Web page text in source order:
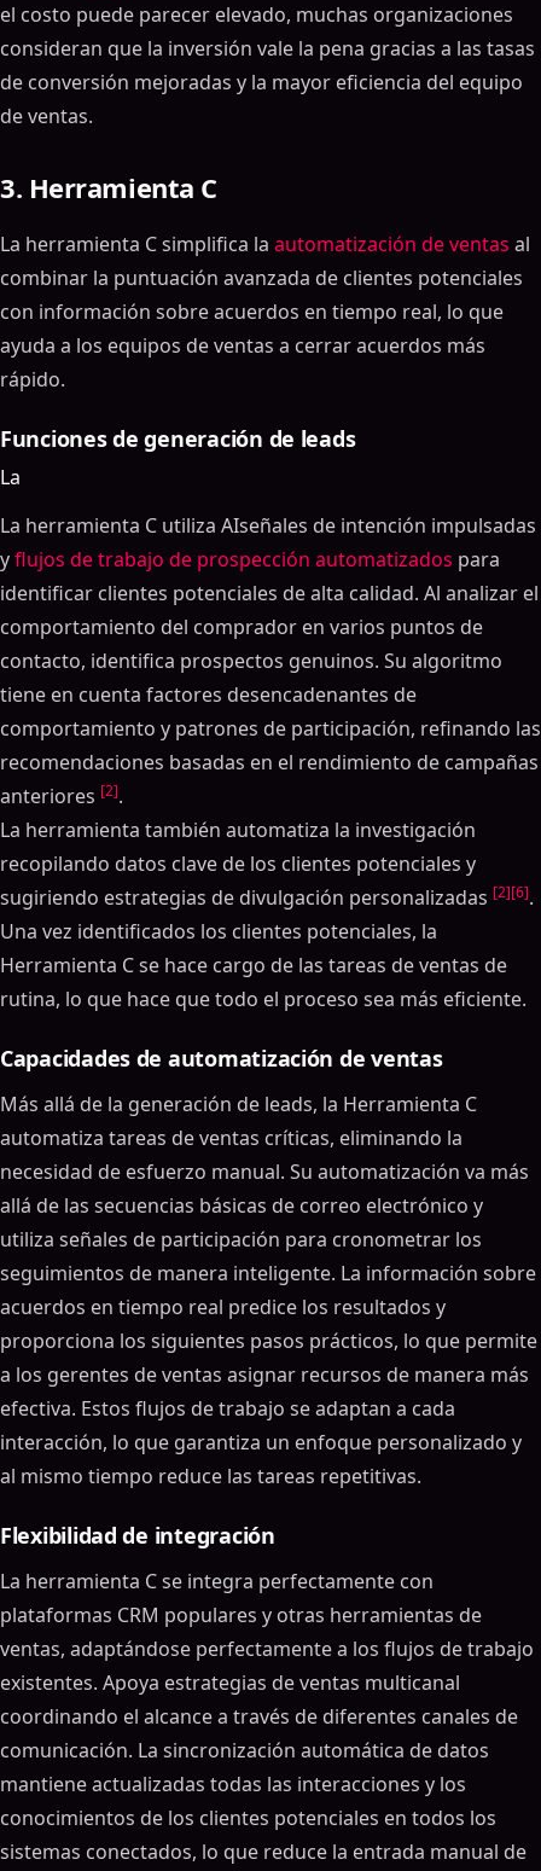
el costo puede parecer elevado, muchas organizaciones
consideran que la inversión vale la pena gracias a las tasas
de conversión mejoradas y la mayor eficiencia del equipo
de ventas.
3. Herramienta C
La herramienta C simplifica la automatización de ventas al
combinar la puntuación avanzada de clientes potenciales
con información sobre acuerdos en tiempo real, lo que
ayuda a los equipos de ventas a cerrar acuerdos más
rápido.
Funciones de generación de leads
La
La herramienta C utiliza AIseñales de intención impulsadas
yflujos de trabajo de prospección automatizados para
identificar clientes potenciales de alta calidad. Al analizar el
comportamiento del comprador en varios puntos de
contacto, identifica prospectos genuinos. Su algoritmo
tiene en cuenta factores desencadenantes de
comportamiento y patrones de participación, refinando las
recomendaciones basadas en el rendimiento de campañas
anteriores [2].
La herramienta también automatiza la investigación
recopilando datos clave de los clientes potenciales y
sugiriendo estrategias de divulgación personalizadas [2][6].
Una vez identificados los clientes potenciales, la
Herramienta C se hace cargo de las tareas de ventas de
rutina, lo que hace que todo el proceso sea más eficiente.
Capacidades de automatización de ventas
Más allá de la generación de leads, la Herramienta C
automatiza tareas de ventas críticas, eliminando la
necesidad de esfuerzo manual. Su automatización va más
allá de las secuencias básicas de correo electrónico y
utiliza señales de participación para cronometrar los
seguimientos de manera inteligente. La información sobre
acuerdos en tiempo real predice los resultados y
proporciona los siguientes pasos prácticos, lo que permite
a los gerentes de ventas asignar recursos de manera más
efectiva. Estos flujos de trabajo se adaptan a cada
interacción, lo que garantiza un enfoque personalizado y
al mismo tiempo reduce las tareas repetitivas.
Flexibilidad de integración
La herramienta C se integra perfectamente con
plataformas CRM populares y otras herramientas de
ventas, adaptándose perfectamente a los flujos de trabajo
existentes. Apoya estrategias de ventas multicanal
coordinando el alcance a través de diferentes canales de
comunicación. La sincronización automática de datos
mantiene actualizadas todas las interacciones y los
conocimientos de los clientes potenciales en todos los
sistemas conectados, lo que reduce la entrada manual de